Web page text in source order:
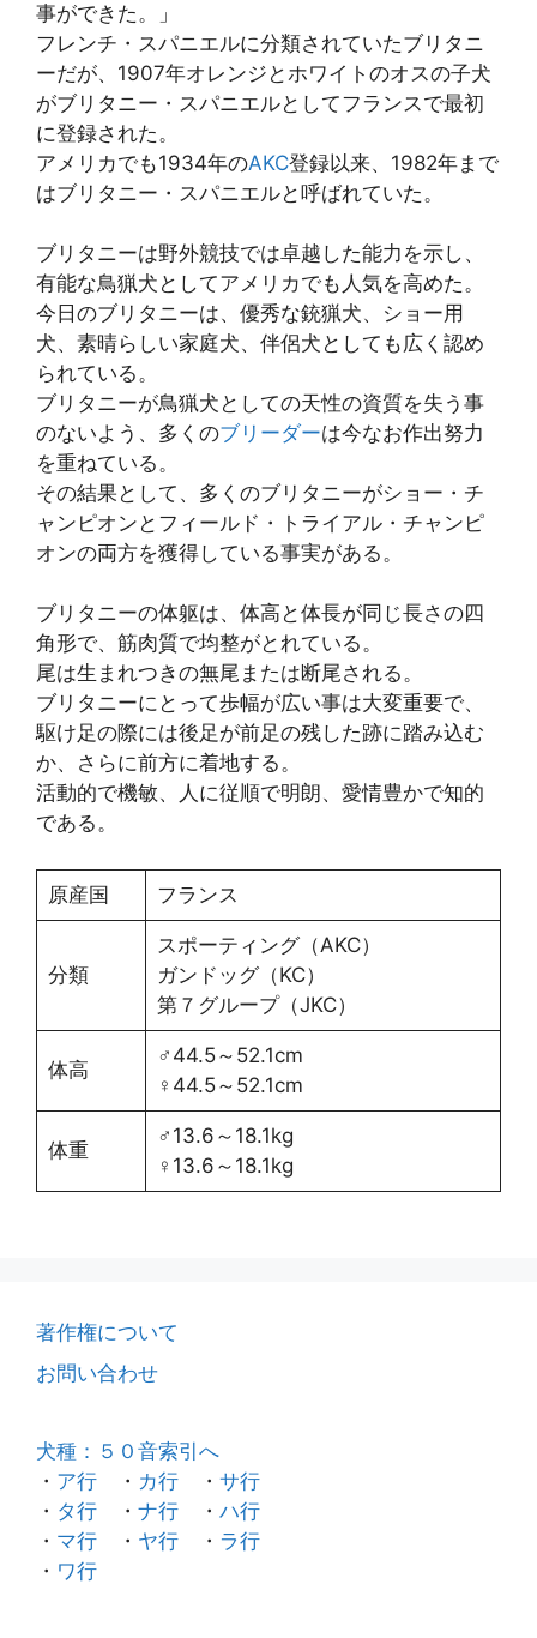
事ができた。」
フレンチ・スパニエルに分類されていたブリタニ
ーだが、1907年オレンジとホワイトのオスの子犬
がブリタニー・スパニエルとしてフランスで最初
に登録された。
アメリカでも1934年のAKC登録以来、1982年まで
はブリタニー・スパニエルと呼ばれていた。
ブリタニーは野外競技では卓越した能力を示し、
有能な鳥猟犬としてアメリカでも人気を高めた。
今日のブリタニーは、優秀な銃猟犬、ショー用
犬、素晴らしい家庭犬、伴侶犬としても広く認め
られている。
ブリタニーが鳥猟犬としての天性の資質を失う事
のないよう、多くのブリーダーは今なお作出努力
を重ねている。
その結果として、多くのブリタニーがショー・チ
ャンピオンとフィールド・トライアル・チャンピ
オンの両方を獲得している事実がある。
ブリタニーの体躯は、体高と体長が同じ長さの四
角形で、筋肉質で均整がとれている。
尾は生まれつきの無尾または断尾される。
ブリタニーにとって歩幅が広い事は大変重要で、
駆け足の際には後足が前足の残した跡に踏み込む
か、さらに前方に着地する。
活動的で機敏、人に従順で明朗、愛情豊かで知的
である。
原産国 フランス
分類
スポーティング（AKC）
ガンドッグ（KC）
第７グループ（JKC）
体高
♂44.5～52.1cm
♀44.5～52.1cm
体重
♂13.6～18.1kg
♀13.6～18.1kg
著作権について
お問い合わせ
犬種：５０音索引へ
・ ア行 ・ カ行 ・ サ行
・ タ行 ・ ナ行 ・ ハ行
・ マ行 ・ ヤ行 ・ ラ行
・ ワ行